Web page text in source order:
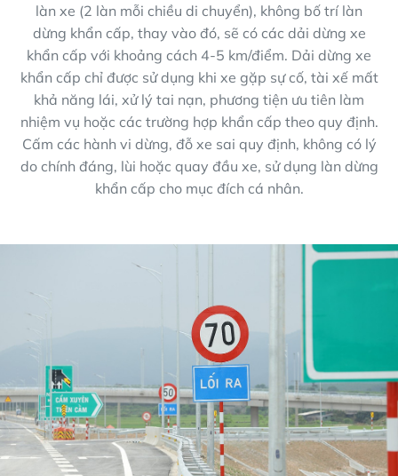
làn xe (2 làn mỗi chiều di chuyển), không bố trí làn
dừng khẩn cấp, thay vào đó, sẽ có các dải dừng xe
khẩn cấp với khoảng cách 4-5 km/điểm. Dải dừng xe
khẩn cấp chỉ được sử dụng khi xe gặp sự cố, tài xế mất
khả năng lái, xử lý tai nạn, phương tiện ưu tiên làm
nhiệm vụ hoặc các trường hợp khẩn cấp theo quy định.
Cấm các hành vi dừng, đỗ xe sai quy định, không có lý
do chính đáng, lùi hoặc quay đầu xe, sử dụng làn dừng
khẩn cấp cho mục đích cá nhân.